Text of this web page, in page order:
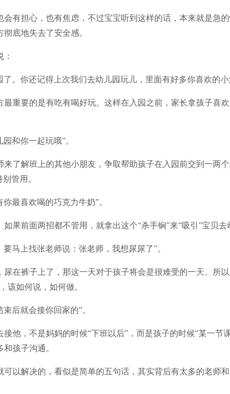
会有担心，也有焦虑，不过宝宝听到这样的话，本来就是急
底地失去了安全感。
了。你还记得上次我们去幼儿园玩儿，里面有好多你喜欢的
最重要的是有吃有喝好玩。这样在入园之前，家长拿孩子喜
和你一起玩哦”。
了解班上的其他小朋友，争取帮助孩子在入园前交到一两
管用。
最喜欢喝的巧克力牛奶”。
果前面两招都不管用，就拿出这个“杀手锏”来“吸引”宝贝去
马上找张老师说：张老师，我想尿尿了”。
在裤子上了，那这一天对于孩子将会是很难受的一天。所
该如何说，如何做。
后就会接你回家的”。
他，不是妈妈的时候“下班以后”，而是孩子的时候“某一节
孩子沟通。
可以解决的，看似是简单的五句话，其实背后有太多的老师